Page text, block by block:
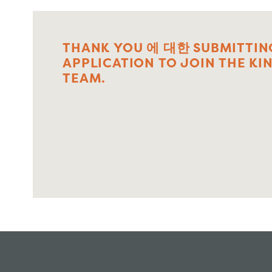
THANK YOU 에 대한
APPLICATION TO JOIN THE
TEAM.